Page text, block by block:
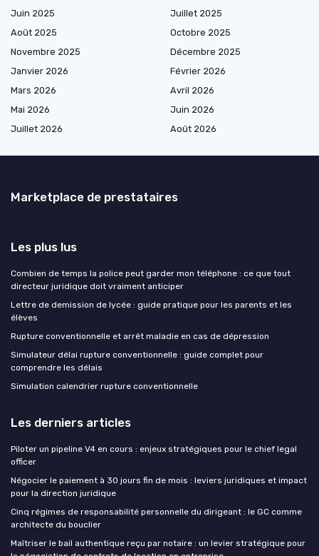
Juin 2025
Juillet 2025
Août 2025
Octobre 2025
Novembre 2025
Décembre 2025
Janvier 2026
Février 2026
Mars 2026
Avril 2026
Mai 2026
Juin 2026
Juillet 2026
Août 2026
Marketplace de prestataires
Les plus lus
Combien de temps la police peut garder mon téléphone : ce que tout
directeur juridique doit vraiment anticiper
Lettre de demission de lycée : guide pratique pour les parents et les
élèves
Rupture conventionnelle et arrêt maladie en cas de dépression
Simulateur délai rupture conventionnelle : guide complet pour
comprendre les délais
Simulation calendrier rupture conventionnelle
Les derniers articles
Piloter un pipeline V4 en cours : enjeux stratégiques pour le chief legal
officer
Négocier le paiement à 30 jours fin de mois : leviers juridiques et impact
pour la direction juridique
Cinq régimes de responsabilité personnelle du dirigeant : le GC comme
architecte du bouclier
Maîtriser le bail authentique reçu par notaire : un levier stratégique pour